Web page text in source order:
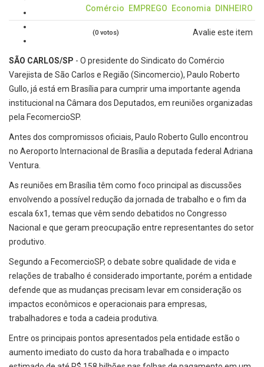
Comércio
EMPREGO Economia DINHEIRO
Avalie este item
(0 votos)
SÃO CARLOS/SP - O presidente do Sindicato do Comércio
Varejista de São Carlos e Região (Sincomercio), Paulo Roberto
Gullo, já está em Brasília para cumprir uma importante agenda
institucional na Câmara dos Deputados, em reuniões organizadas
pela FecomercioSP.
Antes dos compromissos oficiais, Paulo Roberto Gullo encontrou
no Aeroporto Internacional de Brasília a deputada federal Adriana
Ventura.
As reuniões em Brasília têm como foco principal as discussões
envolvendo a possível redução da jornada de trabalho e o fim da
escala 6x1, temas que vêm sendo debatidos no Congresso
Nacional e que geram preocupação entre representantes do setor
produtivo.
Segundo a FecomercioSP, o debate sobre qualidade de vida e
relações de trabalho é considerado importante, porém a entidade
defende que as mudanças precisam levar em consideração os
impactos econômicos e operacionais para empresas,
trabalhadores e toda a cadeia produtiva.
Entre os principais pontos apresentados pela entidade estão o
aumento imediato do custo da hora trabalhada e o impacto